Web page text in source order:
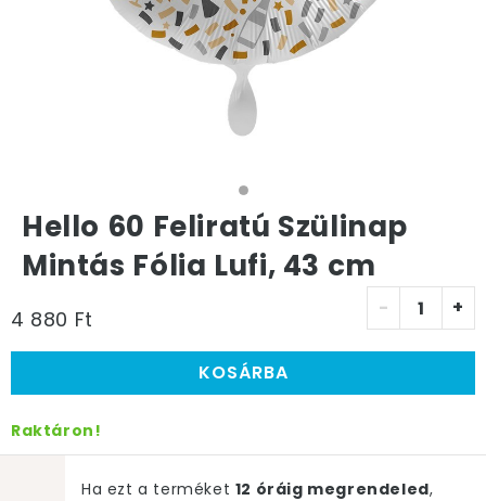
Hello 60 Feliratú Szülinap
Mintás Fólia Lufi, 43 cm
4 880 Ft - +
KOSÁRBA
Raktáron!
Ha ezt a terméket 12 óráig megrendeled,